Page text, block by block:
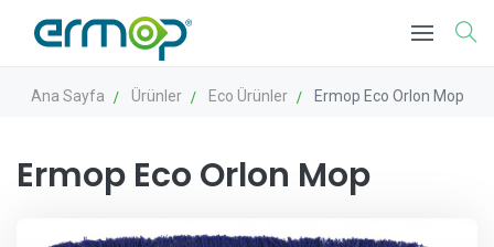
Ana Sayfa Ürünler Eco Ürünler Ermop Eco Orlon Mop
Ermop Eco Orlon Mop